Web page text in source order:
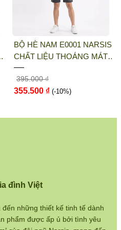
Số 46 + 48
Khu đô thị Gamuda
Mai, Hà Nội
tra-hoan-tien
QUẦN LÓT NỮ NARSIS
K8076 NARSIS VẢI THUN
LẠNH THOÁNG MÁT, LÓT
COTTON THOẢI MÁI, GIỮ
DÁNG TỐT, THO...
65.000 ₫
58.500 ₫ (-10%)
những thiết kế tinh tế dành
phẩm được ấp ủ bởi tình yêu
đình Việt